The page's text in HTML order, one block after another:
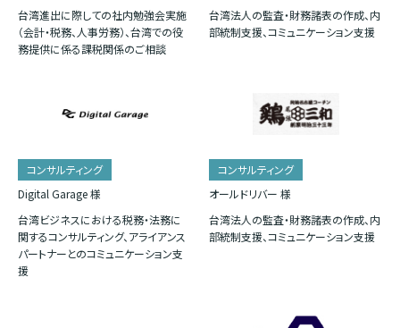
台湾進出に際しての社内勉強会実施
（会計・税務、人事労務）、台湾での役
務提供に係る課税関係のご相談
台湾法人の監査・財務諸表の作成、内
部統制支援、コミュニケーション支援
コンサルティング
Digital Garage 様
台湾ビジネスにおける税務・法務に
関するコンサルティング、アライアンス
パートナーとのコミュニケーション支
援
コンサルティング
オールドリバー 様
台湾法人の監査・財務諸表の作成、内
部統制支援、コミュニケーション支援